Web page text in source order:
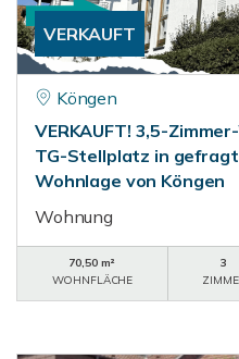
VERKAUFT
Köngen
VERKAUFT! 3,5-
TG-Stellplatz in
Wohnlage von Köngen
Wohnung
70,50 m²
WOHNFLÄCHE
3